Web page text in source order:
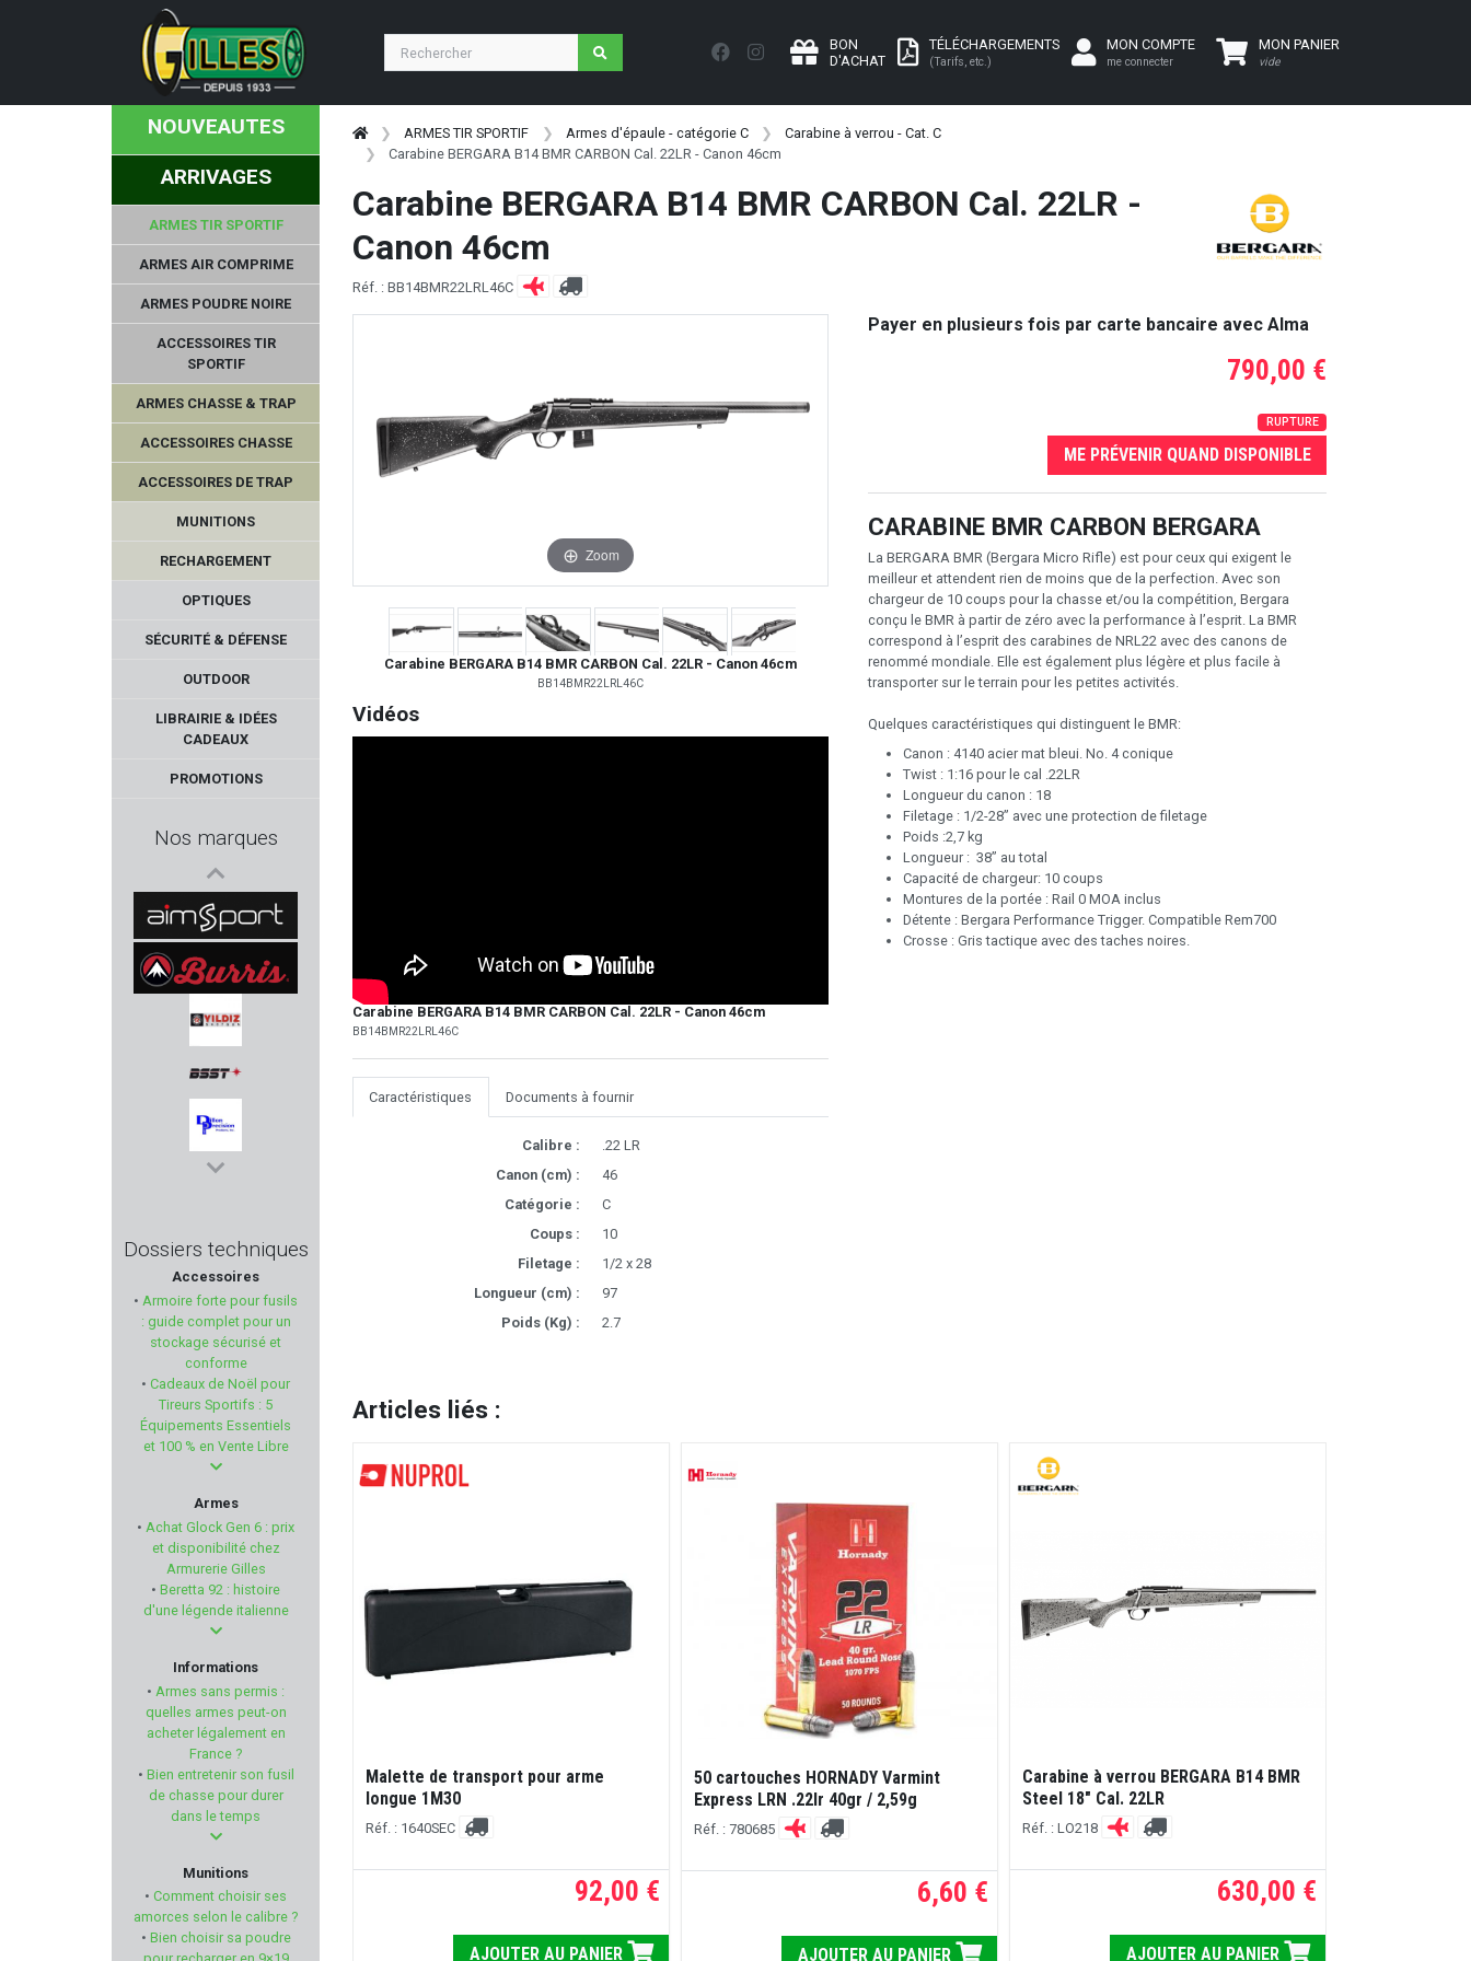
BON
D'ACHAT
TÉLÉCHARGEMENTS
(Tarifs, etc.)
MON COMPTE
me connecter
MON PANIER
vide
NOUVEAUTES
ARRIVAGES
ARMES TIR SPORTIF
ARMES AIR COMPRIME
ARMES POUDRE NOIRE
ACCESSOIRES TIR
SPORTIF
ARMES CHASSE & TRAP
ACCESSOIRES CHASSE
ACCESSOIRES DE TRAP
MUNITIONS
RECHARGEMENT
OPTIQUES
SÉCURITÉ & DÉFENSE
OUTDOOR
LIBRAIRIE & IDÉES
CADEAUX
PROMOTIONS
Nos marques
KOWA
Seasons
DPM SYSTEMS
MIDLAND
AKAH
PROHANDS
SOMLYS
MAGNUM RESEARCH
BALLISTOL
BERGARA
NORMA
AIMPSORT
BURRIS
YILDIZ
BSST
DILLON PRECISION
VITEX
GRS
NRA-FUD
TISAS
ANSCHÜTZ
SIG SAUER
HERBERTZ
ALG DEFENSE
HAUSKEN
CAMO FORM
Dossiers techniques
Accessoires
• Armoire forte pour fusils
: guide complet pour un
stockage sécurisé et
conforme
• Cadeaux de Noël pour
Tireurs Sportifs : 5
Équipements Essentiels
et 100 % en Vente Libre
Armes
• Achat Glock Gen 6 : prix
et disponibilité chez
Armurerie Gilles
• Beretta 92 : histoire
d'une légende italienne
Informations
• Armes sans permis :
quelles armes peut-on
acheter légalement en
France ?
• Bien entretenir son fusil
de chasse pour durer
dans le temps
Munitions
• Comment choisir ses
amorces selon le calibre ?
• Bien choisir sa poudre
ARMES TIR SPORTIF Armes d'épaule - catégorie C
Carabine à verrou - Cat. C
Carabine BERGARA B14 BMR CARBON Cal. 22LR - Canon 46cm
Carabine BERGARA B14 BMR CARBON Cal. 22LR -
Canon 46cm
Réf. : BB14BMR22LRL46C
Zoom
Carabine BERGARA B14 BMR CARBON Cal. 22LR - Canon 46cm
BB14BMR22LRL46C
Vidéos
Carabine BERGARA B14 BMR CARBON Cal. 22LR - Canon 46cm
BB14BMR22LRL46C
Caractéristiques Documents à fournir
Calibre :
.22 LR
Canon (cm) :
46
Catégorie :
C
Coups :
10
Filetage :
1/2 x 28
Longueur (cm) :
97
Poids (Kg) :
2.7
Payer en plusieurs fois par carte bancaire avec Alma
790,00 €
RUPTURE
ME PRÉVENIR QUAND DISPONIBLE
CARABINE BMR CARBON BERGARA
La BERGARA BMR (Bergara Micro Rifle) est pour ceux qui exigent le
meilleur et attendent rien de moins que de la perfection. Avec son
chargeur de 10 coups pour la chasse et/ou la compétition, Bergara
conçu le BMR à partir de zéro avec la performance à l’esprit. La BMR
correspond à l’esprit des carabines de NRL22 avec des canons de
renommé mondiale. Elle est également plus légère et plus facile à
transporter sur le terrain pour les petites activités.
Quelques caractéristiques qui distinguent le BMR:
Canon : 4140 acier mat bleui. No. 4 conique
Twist : 1:16 pour le cal .22LR
Longueur du canon : 18
Filetage : 1/2-28’’ avec une protection de filetage
Poids :2,7 kg
Longueur : 38’’ au total
Capacité de chargeur: 10 coups
Montures de la portée : Rail 0 MOA inclus
Détente : Bergara Performance Trigger. Compatible Rem700
Crosse : Gris tactique avec des taches noires.
Articles liés :
Chargeur 10 coups BERGARA BMR Cal.
28,00 €
Malette de transport pour arme
longue 1M30
Réf. : 1640SEC
92,00 €
AJOUTER AU PANIER
50 cartouches HORNADY Varmint
Express LRN .22lr 40gr / 2,59g
Réf. : 780685
6,60 €
AJOUTER AU PANIER
Carabine à verrou BERGARA B14 BMR
Steel 18" Cal. 22LR
Réf. : LO218
630,00 €
AJOUTER AU PANIER